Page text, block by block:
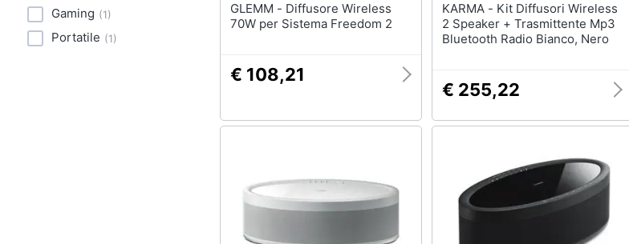
Gaming (1)
Portatile (1)
GLEMM - Diffusore Wireless
70W per Sistema Freedom 2
€ 108,21
KARMA - Kit Diffusori Wireless
2 Speaker + Trasmittente Mp3
Bluetooth Radio Bianco, Nero
€ 255,22